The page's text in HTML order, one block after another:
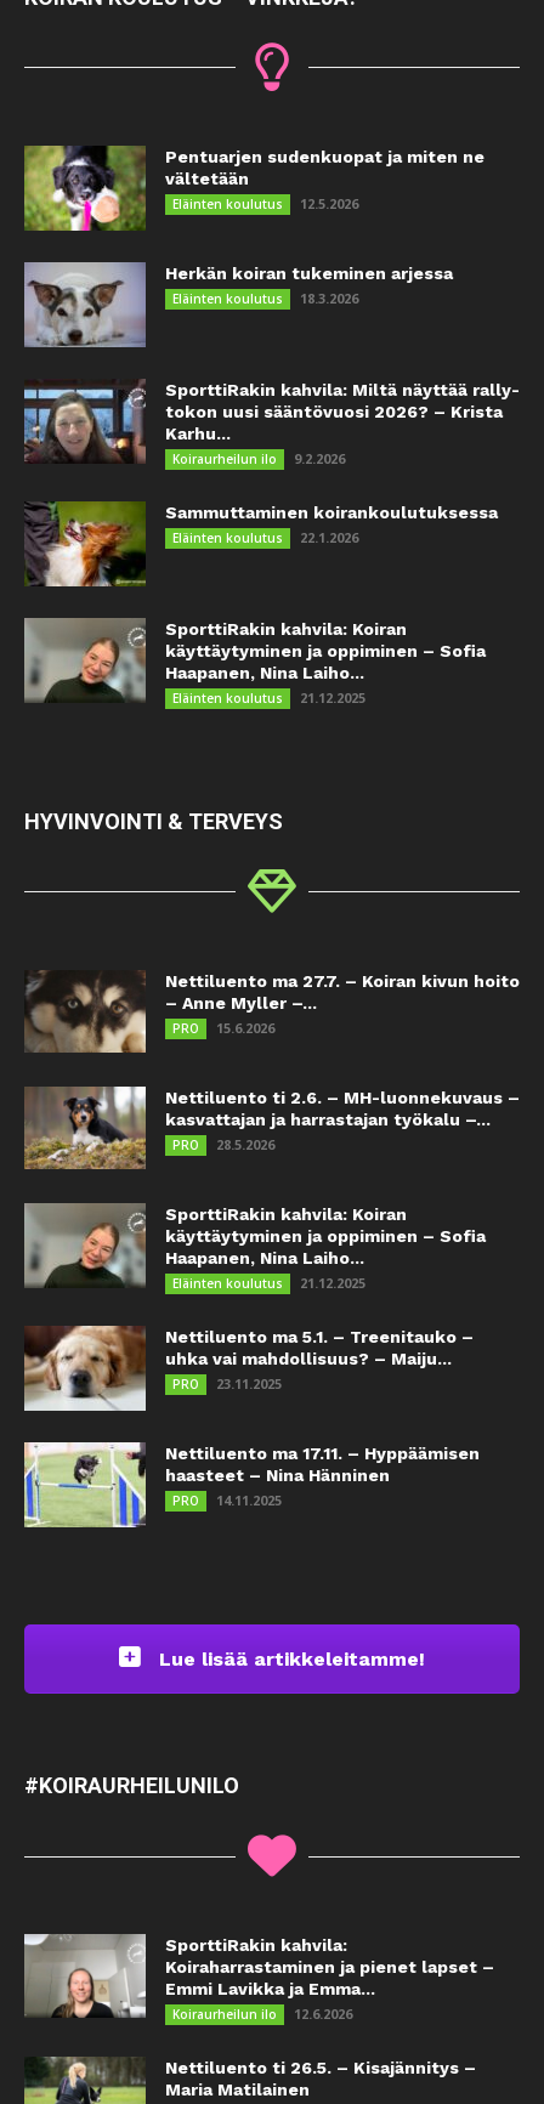
Pentuarjen sudenkuopat ja miten ne
vältetään
Eläinten koulutus 12.5.2026
Herkän koiran tukeminen arjessa
Eläinten koulutus 18.3.2026
SporttiRakin kahvila: Miltä näyttää rally-
tokon uusi sääntövuosi 2026? – Krista
Karhu...
Koiraurheilun ilo 9.2.2026
Sammuttaminen koirankoulutuksessa
Eläinten koulutus 22.1.2026
SporttiRakin kahvila: Koiran
käyttäytyminen ja oppiminen – Sofia
Haapanen, Nina Laiho...
Eläinten koulutus 21.12.2025
HYVINVOINTI & TERVEYS
Nettiluento ma 27.7. – Koiran kivun hoito
– Anne Myller –...
PRO 15.6.2026
Nettiluento ti 2.6. – MH-luonnekuvaus –
kasvattajan ja harrastajan työkalu –...
PRO 28.5.2026
SporttiRakin kahvila: Koiran
käyttäytyminen ja oppiminen – Sofia
Haapanen, Nina Laiho...
Eläinten koulutus 21.12.2025
Nettiluento ma 5.1. – Treenitauko –
uhka vai mahdollisuus? – Maiju...
PRO 23.11.2025
Nettiluento ma 17.11. – Hyppäämisen
haasteet – Nina Hänninen
PRO 14.11.2025
Lue lisää artikkeleitamme!
#KOIRAURHEILUNILO
SporttiRakin kahvila:
Koiraharrastaminen ja pienet lapset –
Emmi Lavikka ja Emma...
Koiraurheilun ilo 12.6.2026
Nettiluento ti 26.5. – Kisajännitys –
Maria Matilainen